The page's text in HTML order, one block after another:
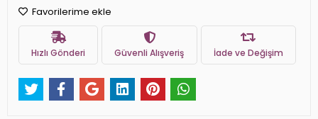
Favorilerime ekle
Hızlı Gönderi Güvenli Alışveriş İade ve Değişim